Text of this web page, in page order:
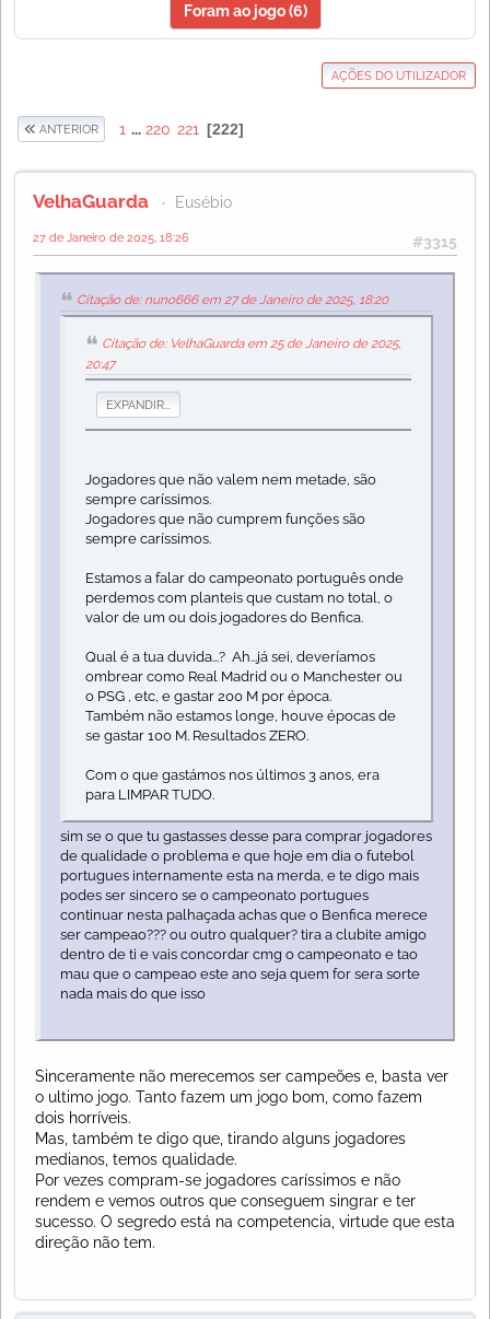
Foram ao jogo (6)
AÇÕES DO UTILIZADOR
ANTERIOR 1 ... 220 221 222
VelhaGuarda Eusébio
#3315
27 de Janeiro de 2025, 18:26
Citação de: nuno666 em 27 de Janeiro de 2025, 18:20
Citação de: VelhaGuarda em 25 de Janeiro de 2025,
20:47
EXPANDIR...
Jogadores que não valem nem metade, são
sempre caríssimos.
Jogadores que não cumprem funções são
sempre caríssimos.
Estamos a falar do campeonato português onde
perdemos com planteis que custam no total, o
valor de um ou dois jogadores do Benfica.
Qual é a tua duvida...? Ah...já sei, deveríamos
ombrear como Real Madrid ou o Manchester ou
o PSG , etc, e gastar 200 M por época.
Também não estamos longe, houve épocas de
se gastar 100 M. Resultados ZERO.
Com o que gastámos nos últimos 3 anos, era
para LIMPAR TUDO.
sim se o que tu gastasses desse para comprar jogadores
de qualidade o problema e que hoje em dia o futebol
portugues internamente esta na merda, e te digo mais
podes ser sincero se o campeonato portugues
continuar nesta palhaçada achas que o Benfica merece
ser campeao??? ou outro qualquer? tira a clubite amigo
dentro de ti e vais concordar cmg o campeonato e tao
mau que o campeao este ano seja quem for sera sorte
nada mais do que isso
Sinceramente não merecemos ser campeões e, basta ver
o ultimo jogo. Tanto fazem um jogo bom, como fazem
dois horríveis.
Mas, também te digo que, tirando alguns jogadores
medianos, temos qualidade.
Por vezes compram-se jogadores caríssimos e não
rendem e vemos outros que conseguem singrar e ter
sucesso. O segredo está na competencia, virtude que esta
direção não tem.